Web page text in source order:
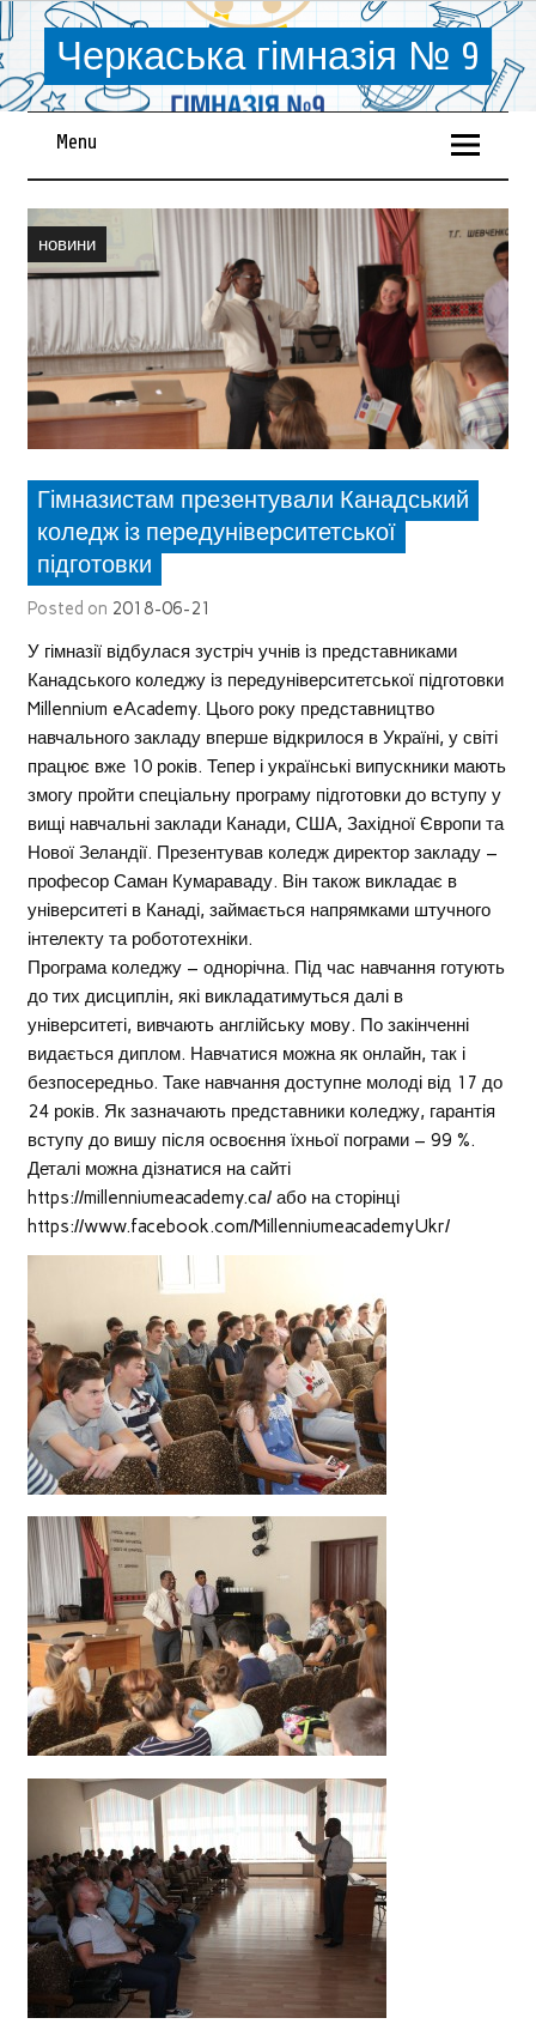
Черкаська гімназія № 9
Menu
новини
Гімназистам презентували Канадський
коледж із передуніверситетської
підготовки
Posted on 2018-06-21
У гімназії відбулася зустріч учнів із представниками
Канадського коледжу із передуніверситетської підготовки
Millennium eAcademy. Цього року представництво
навчального закладу вперше відкрилося в Україні, у світі
працює вже 10 років. Тепер і українські випускники мають
змогу пройти спеціальну програму підготовки до вступу у
вищі навчальні заклади Канади, США, Західної Європи та
Нової Зеландії. Презентував коледж директор закладу –
професор Саман Кумараваду. Він також викладає в
університеті в Канаді, займається напрямками штучного
інтелекту та робототехніки.
Програма коледжу – однорічна. Під час навчання готують
до тих дисциплін, які викладатимуться далі в
університеті, вивчають англійську мову. По закінченні
видається диплом. Навчатися можна як онлайн, так і
безпосередньо. Таке навчання доступне молоді від 17 до
24 років. Як зазначають представники коледжу, гарантія
вступу до вишу після освоєння їхньої пограми – 99 %.
Деталі можна дізнатися на сайті
https://millenniumeacademy.ca/ або на сторінці
https://www.facebook.com/MillenniumeacademyUkr/